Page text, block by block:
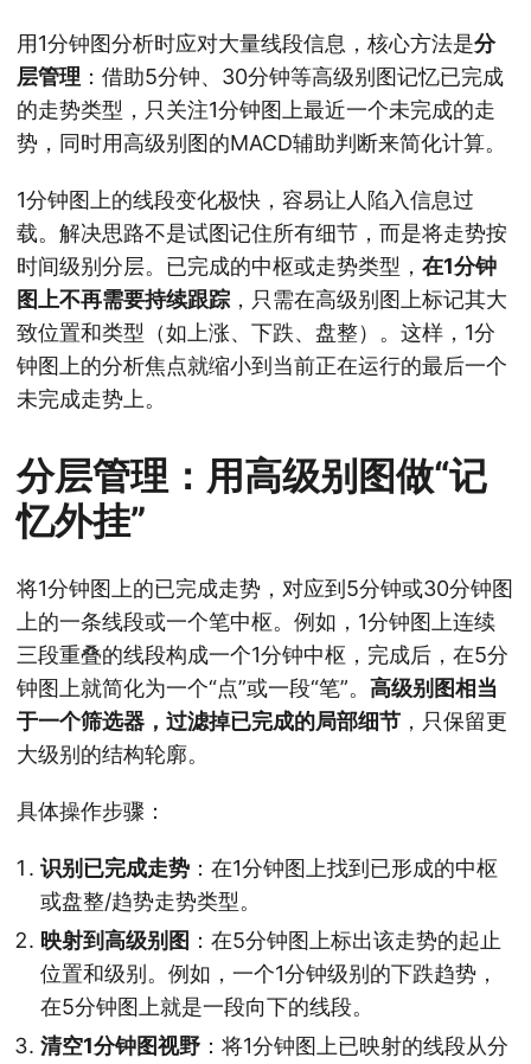
用1分钟图分析时应对大量线段信息，核心方法是分
层管理 ：借助5分钟、30分钟等高级别图记忆已完成
的走势类型，只关注1分钟图上最近一个未完成的走
势，同时用高级别图的MACD辅助判断来简化计算。
1分钟图上的线段变化极快，容易让人陷入信息过
载。解决思路不是试图记住所有细节，而是将走势按
时间级别分层。已完成的中枢或走势类型， 在1分钟
图上不再需要持续跟踪 ，只需在高级别图上标记其大
致位置和类型（如上涨、下跌、盘整）。这样，1分
钟图上的分析焦点就缩小到当前正在运行的最后一个
未完成走势上。
分层管理：用高级别图做“记
忆外挂”
将1分钟图上的已完成走势，对应到5分钟或30分钟图
上的一条线段或一个笔中枢。例如，1分钟图上连续
三段重叠的线段构成一个1分钟中枢，完成后，在5分
钟图上就简化为一个“点”或一段“笔”。 高级别图相当
于一个筛选器，过滤掉已完成的局部细节 ，只保留更
大级别的结构轮廓。
具体操作步骤：
识别已完成走势 ：在1分钟图上找到已形成的中枢
或盘整/趋势走势类型。
映射到高级别图 ：在5分钟图上标出该走势的起止
位置和级别。例如，一个1分钟级别的下跌趋势，
在5分钟图上就是一段向下的线段。
清空1分钟图视野 ：将1分钟图上已映射的线段从分